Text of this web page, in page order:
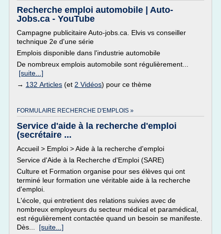
Recherche emploi automobile | Auto-
Jobs.ca - YouTube
Campagne publicitaire Auto-jobs.ca. Elvis vs conseiller
technique 2e d'une série
Emplois disponible dans l'industrie automobile
De nombreux emplois automobile sont régulièrement...
[suite...]
→ 132 Articles (et 2 Vidéos) pour ce thème
FORMULAIRE RECHERCHE D'EMPLOIS »
Service d'aide à la recherche d'emploi
(secrétaire ...
Accueil > Emploi > Aide à la recherche d'emploi
Service d'Aide à la Recherche d'Emploi (SARE)
Culture et Formation organise pour ses élèves qui ont
terminé leur formation une véritable aide à la recherche
d'emploi.
L'école, qui entretient des relations suivies avec de
nombreux employeurs du secteur médical et paramédical,
est régulièrement contactée quand un besoin se manifeste.
Dès... [suite...]